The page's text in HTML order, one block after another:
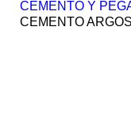
CEMENTO Y
CEMENTO